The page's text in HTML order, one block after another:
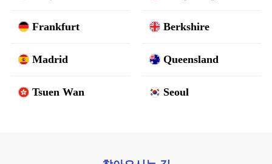
Frankfurt Berkshire
Madrid Queensland
Tsuen Wan Seoul